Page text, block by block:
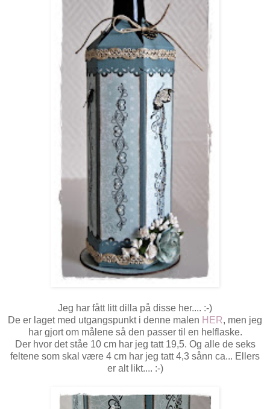
Jeg har fått litt dilla på disse her.... :-)
De er laget med utgangspunkt i denne malen HER, men jeg
har gjort om målene så den passer til en helflaske.
Der hvor det ståe 10 cm har jeg tatt 19,5. Og alle de seks
feltene som skal være 4 cm har jeg tatt 4,3 sånn ca... Ellers
er alt likt.... :-)